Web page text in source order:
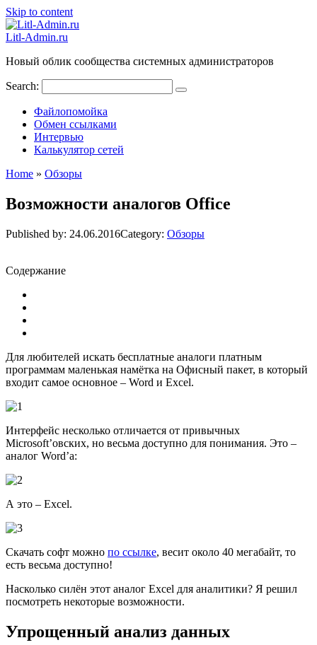
Skip to content
Litl-Admin.ru
Новый облик сообщества системных администраторов
Search:
Файлопомойка
Обмен ссылками
Интервью
Калькулятор сетей
Home » Обзоры
Возможности аналогов Office
Published by: 24.06.2016Category: Обзоры
Содержание
Для любителей искать бесплатные аналоги платным
программам маленькая намётка на Офисный пакет, в который
входит самое основное – Word и Excel.
Интерфейс несколько отличается от привычных
Microsoft’овских, но весьма доступно для понимания. Это –
аналог Word’а:
А это – Excel.
Cкачать софт можно по ссылке, весит около 40 мегабайт, то
есть весьма доступно!
Насколько силён этот аналог Excel для аналитики? Я решил
посмотреть некоторые возможности.
Упрощенный анализ данных